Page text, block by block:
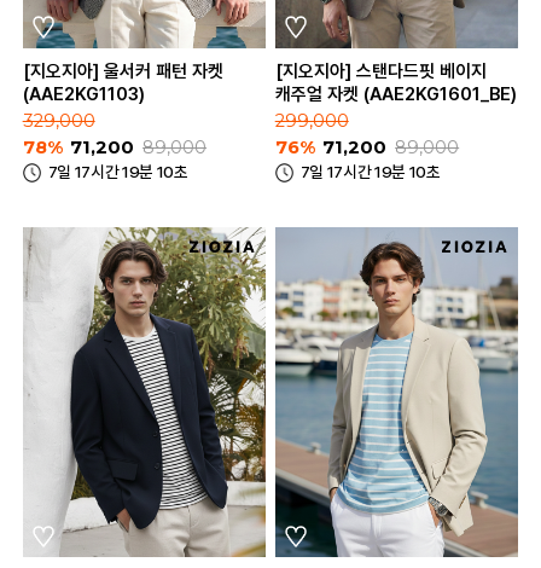
[지오지아] 울서커 패턴 자켓
(AAE2KG1103)
329,000
78% 71,200 89,000
7일 17시간 19분 10초
[지오지아] 스탠다드핏 베이지
캐주얼 자켓 (AAE2KG1601_BE)
299,000
76% 71,200 89,000
7일 17시간 19분 10초